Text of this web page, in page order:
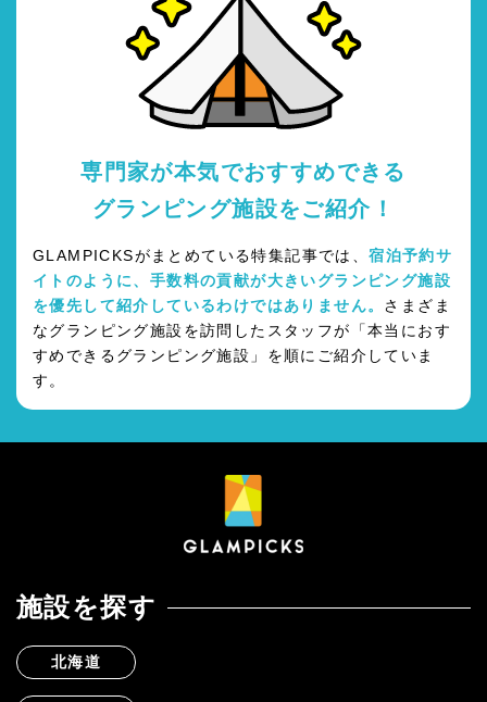
専門家が本気でおすすめできる
グランピング施設をご紹介！
GLAMPICKSがまとめている特集記事では、宿泊予約サ
イトのように、手数料の貢献が大きいグランピング施設
を優先して紹介しているわけではありません。 さまざま
なグランピング施設を訪問したスタッフが「本当におす
すめできるグランピング施設」を順にご紹介していま
す。
施設を探す
北海道